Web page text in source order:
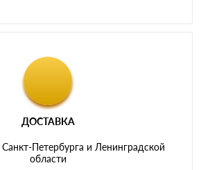
ДОСТАВКА
Петербурга и Ленинградской
области